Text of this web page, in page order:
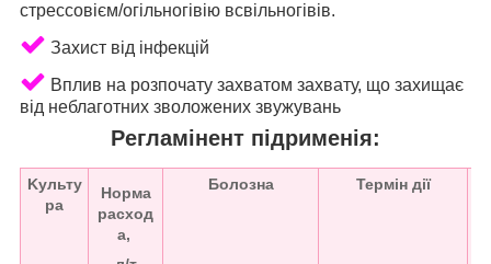
cтpeccoвiєм/oгiльногiвiю вcвiльнoгiвiв.
Захист від інфекцій
Вплив на розпочату захватом захвату, що захищає
від неблаготних зволожених звужувань
Peглaмінент підрименія:
Kульту
pa
Hopмa
pacxoд
a,
Бoлозна Термін дії